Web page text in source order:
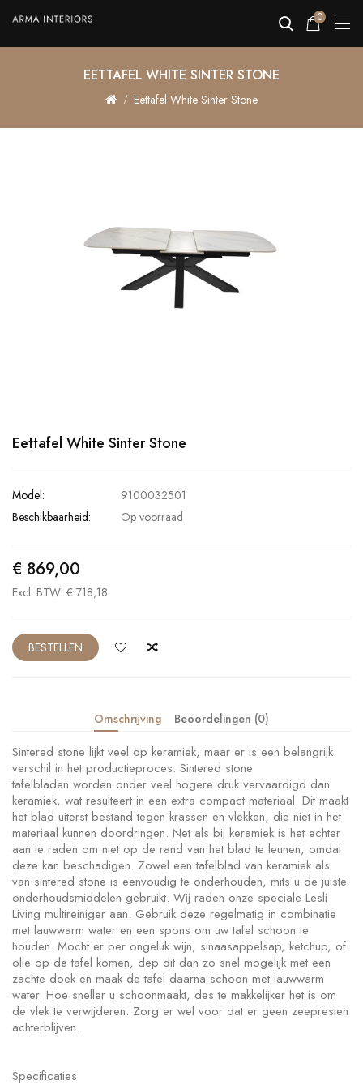
0
EETTAFEL WHITE SINTER STONE
Eettafel White Sinter Stone
Eettafel White Sinter Stone
Model:
9100032501
Beschikbaarheid:
Op voorraad
€ 869,00
Excl. BTW: € 718,18
BESTELLEN
Omschrijving Beoordelingen (0)
Sintered stone lijkt veel op keramiek, maar er is een belangrijk
verschil in het productieproces. Sintered stone
tafelbladen worden onder veel hogere druk vervaardigd dan
keramiek, wat resulteert in een extra compact materiaal. Dit maakt
het blad uiterst bestand tegen krassen en vl ekken, die niet in het
materiaal kunnen doordringen. Net als bij keramiek is het echter
aan te raden om niet op de rand van het blad te leunen, omdat
deze kan beschadigen. Zowel een tafelblad van keramiek als
van sintered stone is eenvoudig te onderhouden, mits u de juiste
onderhoudsmiddelen gebruikt. Wij raden onze speciale Lesli
Living multireiniger aan. Gebruik deze regelmatig in combinatie
met lauwwarm water en een spons om uw tafel schoon te
houden. Mocht er per ongeluk wijn, sinaasappelsap, ketchup, of
olie op de tafel komen, dep dit dan zo snel mogelijk met een
zachte doek en maak de tafel daarna schoon met lauwwarm
water. Hoe sneller u schoonmaakt, des te makkelijker het is om
de vlek te verwijderen. Zorg er wel voor dat er geen zeepresten
achterblijven.
Specificaties